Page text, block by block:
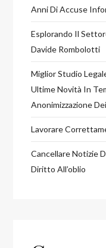
Anni Di Accuse
Esplorando Il
Davide Rombolotti
Miglior Studio
Ultime Novità In
Anonimizzazione
Lavorare
Cancellare Notizie
Diritto All’oblio